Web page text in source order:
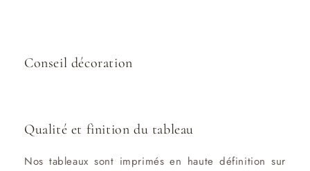
Conseil décoration
Qualité et finition du tableau
Nos tableaux sont imprimés en haute définition sur